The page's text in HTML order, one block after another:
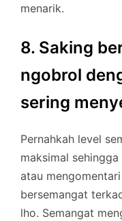
menarik.
8. Saking
ngobrol
sering
Pernahkah level
maksimal
atau
bersemangat
lho. Semangat